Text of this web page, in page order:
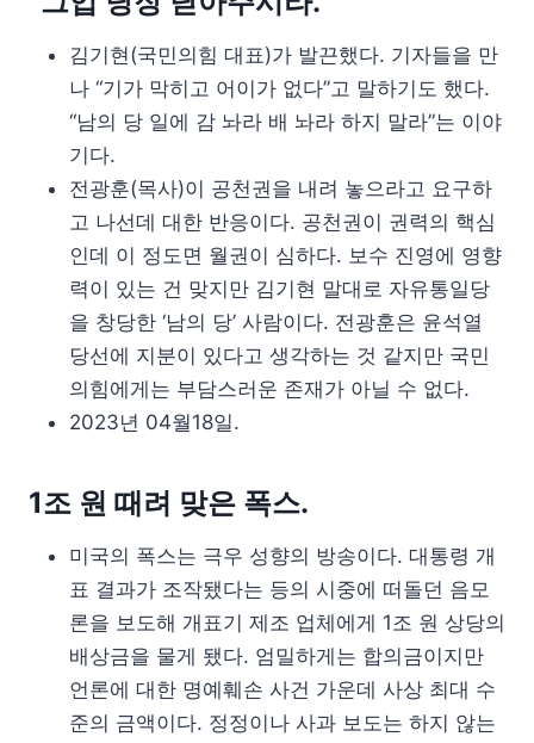
김기현(국민의힘 대표)가 발끈했다. 기자들을 만
나 “기가 막히고 어이가 없다”고 말하기도 했다.
“남의 당 일에 감 놔라 배 놔라 하지 말라”는 이야
기다.
전광훈(목사)이 공천권을 내려 놓으라고 요구하
고 나선데 대한 반응이다. 공천권이 권력의 핵심
인데 이 정도면 월권이 심하다. 보수 진영에 영향
력이 있는 건 맞지만 김기현 말대로 자유통일당
을 창당한 ‘남의 당’ 사람이다. 전광훈은 윤석열
당선에 지분이 있다고 생각하는 것 같지만 국민
의힘에게는 부담스러운 존재가 아닐 수 없다.
2023년 04월18일.
1조 원 때려 맞은 폭스.
미국의 폭스는 극우 성향의 방송이다. 대통령 개
표 결과가 조작됐다는 등의 시중에 떠돌던 음모
론을 보도해 개표기 제조 업체에게 1조 원 상당의
배상금을 물게 됐다. 엄밀하게는 합의금이지만
언론에 대한 명예훼손 사건 가운데 사상 최대 수
준의 금액이다. 정정이나 사과 보도는 하지 않는